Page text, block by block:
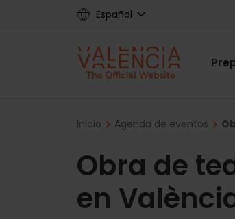
Español
Inicio Agenda de eventos
Obra de
en